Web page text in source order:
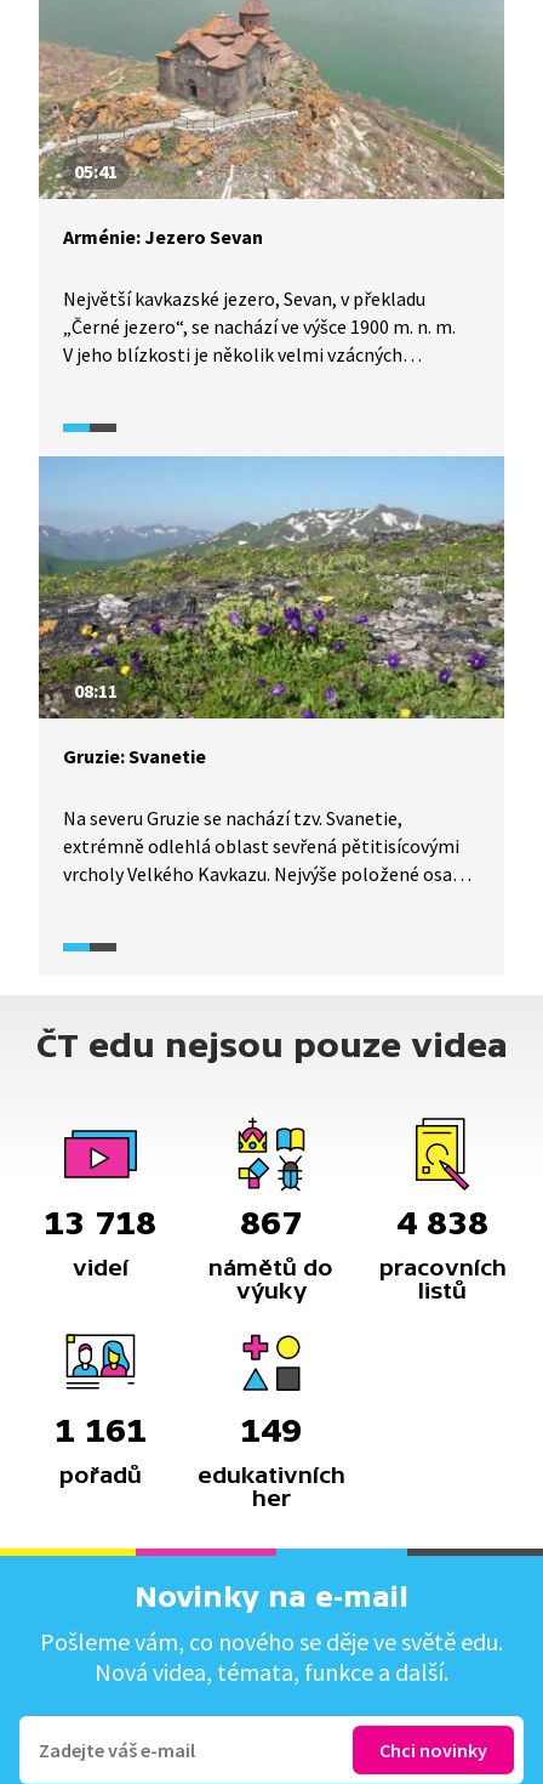
05:41
Arménie: Jezero Sevan
Největší kavkazské jezero, Sevan, v překladu
„Černé jezero“, se nachází ve výšce 1900 m. n. m.
V jeho blízkosti je několik velmi vzácných
církve. V dobách Sovětského svazu však došlo
okolí jezera je tak pro milovníky historických
památek skutečným skvostem.
08:11
Gruzie: Svanetie
Na severu Gruzie se nachází tzv. Svanetie,
extrémně odlehlá oblast sevřená pětitisícovými
vrcholy Velkého Kavkazu. Nejvýše položené osady
Svanetie na rozdíl od Gruzie nikdy okupována.
než 2000 let.
ČT edu nejsou pouze videa
13 718
videí
867
námětů do
výuky
4 838
pracovních
listů
1 161
pořadů
149
edukativních
her
Novinky na e-mail
Pošleme vám, co nového se děje ve světě edu.
Nová videa, témata, funkce a další.